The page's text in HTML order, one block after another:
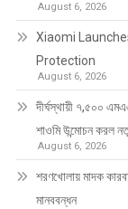
August 6, 2026
Xiaomi
Protection
August 6, 2026
দীর্ঘস্থায়ী ৭,৫০০
শাওমি উন্মোচন করল
August 6, 2026
শরণখোলায় মাদক
মানববন্ধন